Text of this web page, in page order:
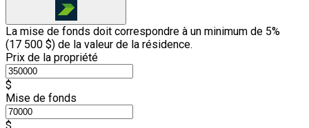
La mise de fonds doit correspondre à un minimum de 5%
(17 500 $) de la valeur de la résidence.
Prix de la propriété
$
Mise de fonds